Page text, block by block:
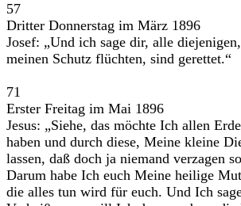
57
Dritter Donnerstag im März 1896
Josef: „Und ich sage dir, alle
meinen Schutz flüchten, sind gerettet.“
71
Erster Freitag im Mai 1896
Jesus: „Siehe, das möchte Ich allen
haben und durch diese, Meine kleine
lassen, daß doch ja niemand verzagen
Darum habe Ich euch Meine heilige
die alles tun wird für euch. Und Ich